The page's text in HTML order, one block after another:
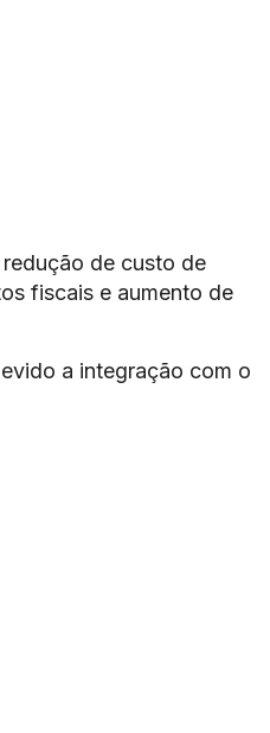
de custo de
fiscais e aumento de
a integração com o